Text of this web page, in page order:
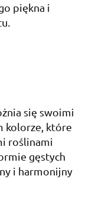
piękna i
się swoimi
kolorze, które
roślinami
gęstych
i harmonijny